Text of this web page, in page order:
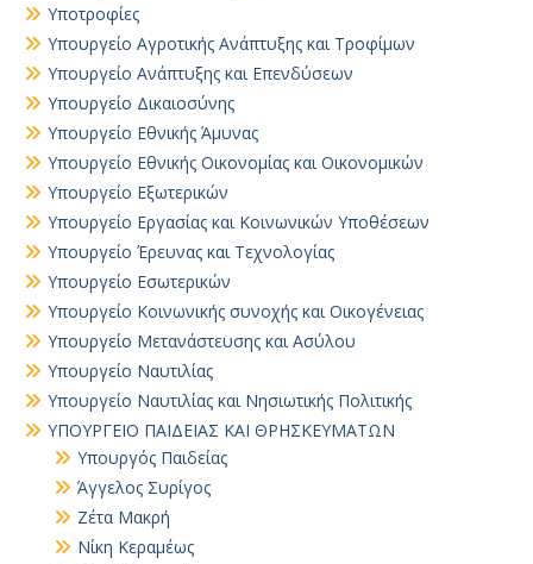
Υποτροφίες
Υπουργείο Αγροτικής Ανάπτυξης και Τροφίμων
Υπουργείο Ανάπτυξης και Επενδύσεων
Υπουργείο Δικαιοσύνης
Υπουργείο Εθνικής Άμυνας
Υπουργείο Εθνικής Οικονομίας και Οικονομικών
Υπουργείο Εξωτερικών
Υπουργείο Εργασίας και Κοινωνικών Υποθέσεων
Υπουργείο Έρευνας και Τεχνολογίας
Υπουργείο Εσωτερικών
Υπουργείο Κοινωνικής συνοχής και Οικογένειας
Υπουργείο Μετανάστευσης και Ασύλου
Υπουργείο Ναυτιλίας
Υπουργείο Ναυτιλίας και Νησιωτικής Πολιτικής
ΥΠΟΥΡΓΕΙΟ ΠΑΙΔΕΙΑΣ ΚΑΙ ΘΡΗΣΚΕΥΜΑΤΩΝ
Yπουργός Παιδείας
Άγγελος Συρίγος
Ζέτα Μακρή
Νίκη Κεραμέως